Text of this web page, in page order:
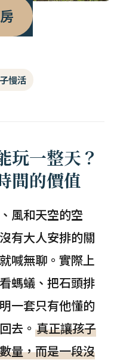
慢活
玩一整天？
間的價值
風和天空的空
有大人安排的關
喊無聊。實際上
螞蟻、把石頭排
一套只有他懂的
去。 真正讓孩子
量，而是一段沒